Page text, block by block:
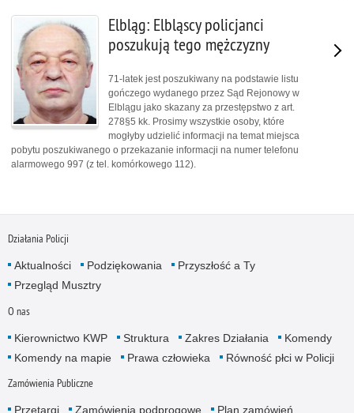
Elbląg: Elbląscy policjanci
poszukują tego mężczyzny
71-latek jest poszukiwany na podstawie listu
gończego wydanego przez Sąd Rejonowy w
Elblągu jako skazany za przestępstwo z art.
278§5 kk. Prosimy wszystkie osoby, które
mogłyby udzielić informacji na temat miejsca
pobytu poszukiwanego o przekazanie informacji na numer telefonu
alarmowego 997 (z tel. komórkowego 112).
Działania Policji
Aktualności Podziękowania
Przyszłość a Ty
Przegląd Musztry
O nas
Kierownictwo KWP Struktura Zakres Działania
Komendy
Komendy na mapie
Prawa człowieka Równość płci w Policji
Zamówienia Publiczne
Przetargi Zamówienia podprogowe
Plan zamówień